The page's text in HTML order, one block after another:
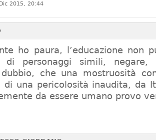
2015, 20:44
ho paura, l’educazione non
di personaggi simili, negare,
che una mostruosità
di una pericolosità inaudita, da
da essere umano provo